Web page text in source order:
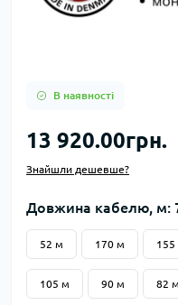
В наявності
13 920.00грн.
Знайшли дешевше?
Довжина кабелю, м:
52 м 170 м 155
105 м 90 м 82 м